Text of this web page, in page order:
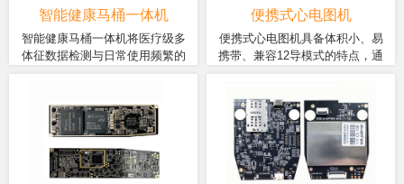
进。
储作业路径、运动方式等信
息。
智能健康马桶一体机
智能健康马桶一体机将医疗级多
体征数据检测与日常使用频繁的
刻”同时检测身体体征数据并上传
到云端，云端AI和签约医生可对
用户健康检测数据进行分析、预
警，给出健康改善建议等。
过指纹识别区别不同用户数
据，内置医疗级检测模块，可
实现血压检测、血氧检测、心
电检测、体脂检测、体重检
测、体温检测、自动健康检
便携式心电图机
便携式心电图机具备体积小、易
携带、兼容12导模式的特点，通
电判读平台，进行判读、打印及
数据存储。对心电异常变化进行
实时动态监测预警的辅助性诊断
设备，实现了心电图信息网络化
管理。
MTK八核A53 CPU作为主控芯
片，5.5寸IPS触摸式液晶屏幕
作为人机操作界面，同时具有
无线通信和大容量存储功能。
检定仪的信号发生器通过dds算